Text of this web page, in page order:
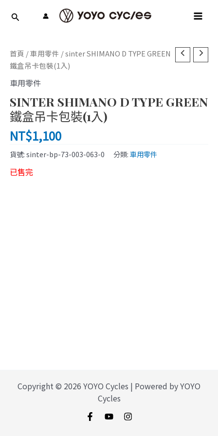
首頁 /車用零件 / sinter SHIMANO D TYPE GREEN
鐵盒吊卡包裝(1入)
車用零件
SINTER SHIMANO D TYPE GREEN
鐵盒吊卡包裝(1入)
NT$1,100
貨號:sinter-bp-73-003-063-0 分類:車用零件
已售完
Copyright © 2026 YOYO Cycles | Powered by YOYO
Cycles